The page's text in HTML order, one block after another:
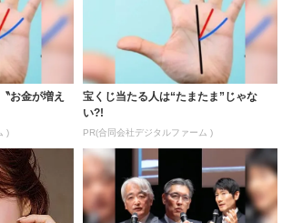
お金が増え
)
宝くじ当たる人は“たまたま”じゃな
い?!
PR(合同会社デジタルファーム )